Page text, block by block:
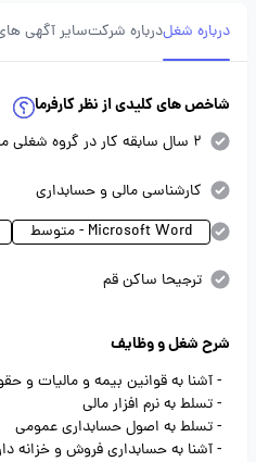
درباره شغلدرباره شرکتسایر آگهی
شاخص های کلیدی از نظر کارفرما
2 سال سابقه کار در گروه شغلی مشابه
کارشناسی مالی و حسابداری
Microsoft Word - متوسط
ترجیحا ساکن قم
شرح شغل و وظایف
- آشنا به قوانین بیمه و مالیات و
- تسلط به نرم افزار مالی
- تسلط به اصول حسابداری عمومی
- آشنا به حسابداری فروش و خزانه